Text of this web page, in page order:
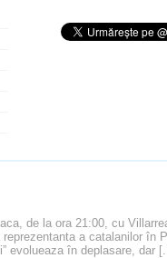
de la ora 21:00, cu
a catalanilor în
evolueaza în deplasare, dar